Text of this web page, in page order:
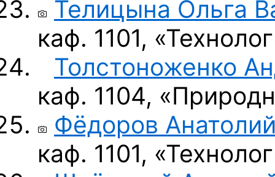
Телицына Ольга
каф. 1101,
Толстоноженко
каф. 1104,
Фёдоров
каф. 1101,